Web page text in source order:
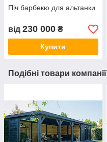
Піч барбекю для альтанки
від 230 000 ₴
Купити
Подібні товари компанії